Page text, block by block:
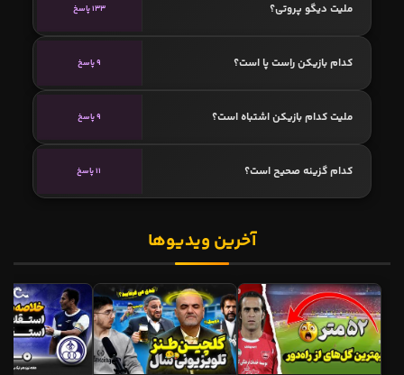
ملیت دیگو پروتی؟ 133 پاسخ
کدام بازیکن راست پا است؟ 9 پاسخ
ملیت کدام بازیکن اشتباه است؟ 9 پاسخ
کدام گزینه صحیح است؟ 11 پاسخ
آخرین ویدیوها